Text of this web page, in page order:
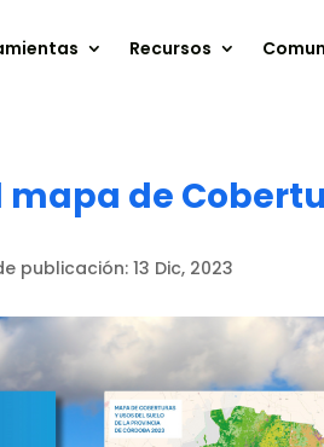
Recursos
de
publicación:13 Dic, 2023